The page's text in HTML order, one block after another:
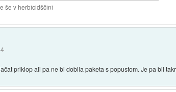
še v herbicidščini
priklop ali pa ne bi dobila paketa s popustom. Je pa bil